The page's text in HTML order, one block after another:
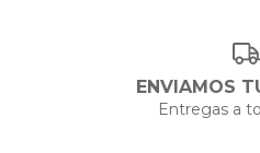
ENVIAMOS
Entregas a